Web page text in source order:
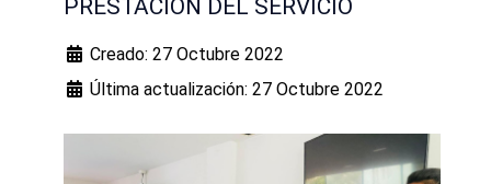
PRESTACIÓN DEL SERVICIO
Creado: 27 Octubre 2022
Última actualización: 27 Octubre 2022